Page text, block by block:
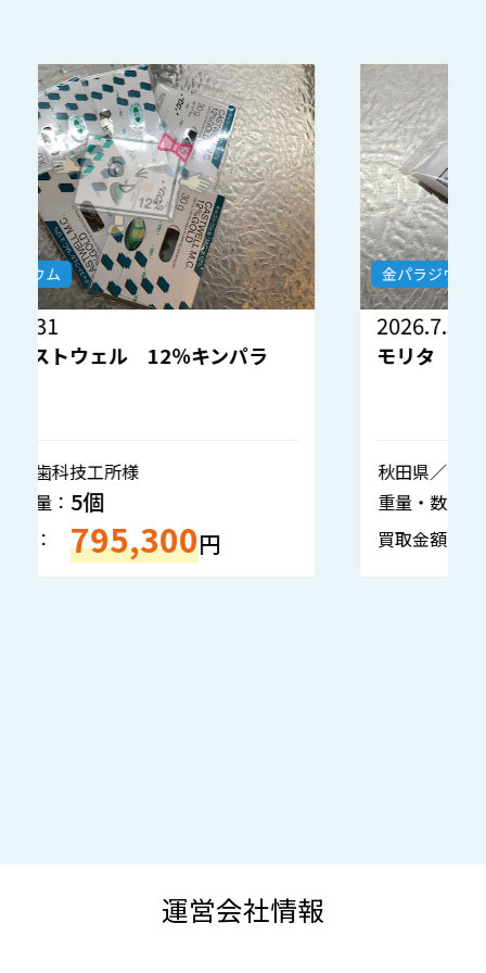
金パラジウム
2026.7.30
モリタ 金パラナイス 12％キンパラ
秋田県／歯科技工所様
重量・数量：
買取金額： 133,050
運営会社情報